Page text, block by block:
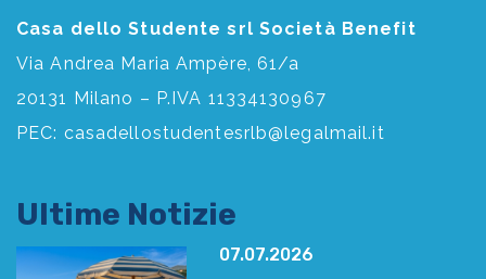
Casa dello Studente srl Società Benefit
Via Andrea Maria Ampère, 61/a
20131 Milano – P.IVA 11334130967
PEC: casadellostudentesrlb@legalmail.it
Ultime Notizie
07.07.2026